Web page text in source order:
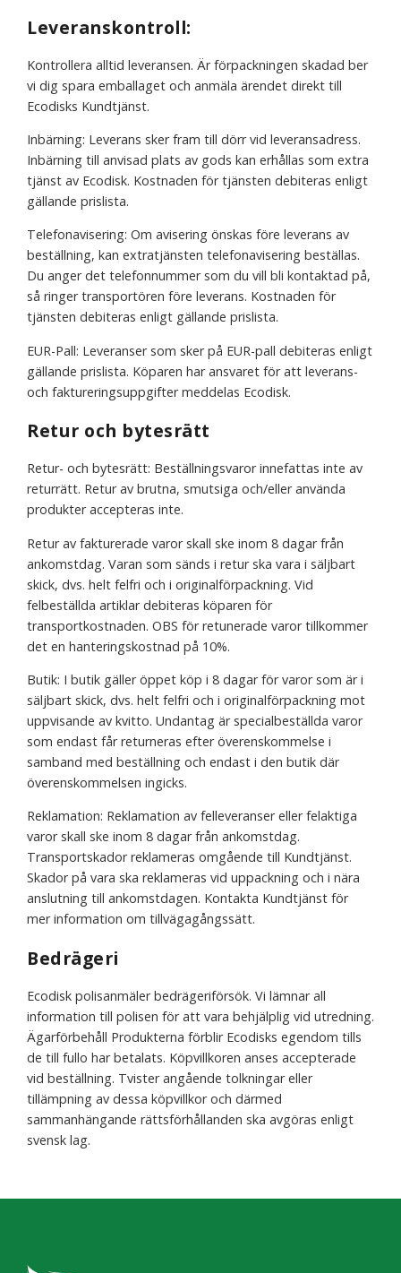
Leveranskontroll:
Kontrollera alltid leveransen. Är förpackningen skadad ber
vi dig spara emballaget och anmäla ärendet direkt till
Ecodisks Kundtjänst.
Inbärning: Leverans sker fram till dörr vid leveransadress.
Inbärning till anvisad plats av gods kan erhållas som extra
tjänst av Ecodisk. Kostnaden för tjänsten debiteras enligt
gällande prislista.
Telefonavisering: Om avisering önskas före leverans av
beställning, kan extratjänsten telefonavisering beställas.
Du anger det telefonnummer som du vill bli kontaktad på,
så ringer transportören före leverans. Kostnaden för
tjänsten debiteras enligt gällande prislista.
EUR-Pall: Leveranser som sker på EUR-pall debiteras enligt
gällande prislista. Köparen har ansvaret för att leverans-
och faktureringsuppgifter meddelas Ecodisk.
Retur och bytesrätt
Retur- och bytesrätt: Beställningsvaror innefattas inte av
returrätt. Retur av brutna, smutsiga och/eller använda
produkter accepteras inte.
Retur av fakturerade varor skall ske inom 8 dagar från
ankomstdag. Varan som sänds i retur ska vara i säljbart
skick, dvs. helt felfri och i originalförpackning. Vid
felbeställda artiklar debiteras köparen för
transportkostnaden. OBS för retunerade varor tillkommer
det en hanteringskostnad på 10%.
Butik: I butik gäller öppet köp i 8 dagar för varor som är i
säljbart skick, dvs. helt felfri och i originalförpackning mot
uppvisande av kvitto. Undantag är specialbeställda varor
som endast får returneras efter överenskommelse i
samband med beställning och endast i den butik där
överenskommelsen ingicks.
Reklamation: Reklamation av felleveranser eller felaktiga
varor skall ske inom 8 dagar från ankomstdag.
Transportskador reklameras omgående till Kundtjänst.
Skador på vara ska reklameras vid uppackning och i nära
anslutning till ankomstdagen. Kontakta Kundtjänst för
mer information om tillvägagångssätt.
Bedrägeri
Ecodisk polisanmäler bedrägeriförsök. Vi lämnar all
information till polisen för att vara behjälplig vid utredning.
Ägarförbehåll Produkterna förblir Ecodisks egendom tills
de till fullo har betalats. Köpvillkoren anses accepterade
vid beställning. Tvister angående tolkningar eller
tillämpning av dessa köpvillkor och därmed
sammanhängande rättsförhållanden ska avgöras enligt
svensk lag.